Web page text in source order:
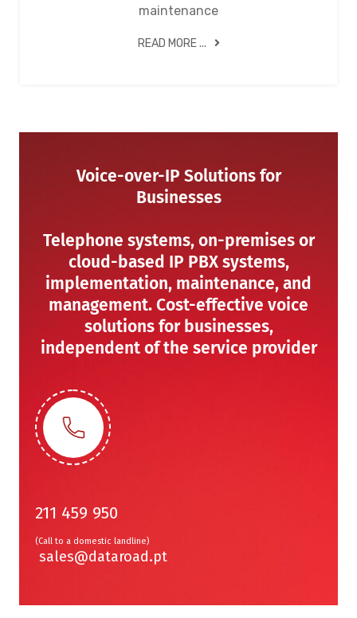
maintenance
READ MORE ...
Voice-over-IP Solutions for
Businesses
Telephone systems, on-premises or
cloud-based IP PBX systems,
implementation, maintenance, and
management. Cost-effective voice
solutions for businesses,
independent of the service provider
211 459 950
(Call to a domestic landline)
sales@dataroad.pt